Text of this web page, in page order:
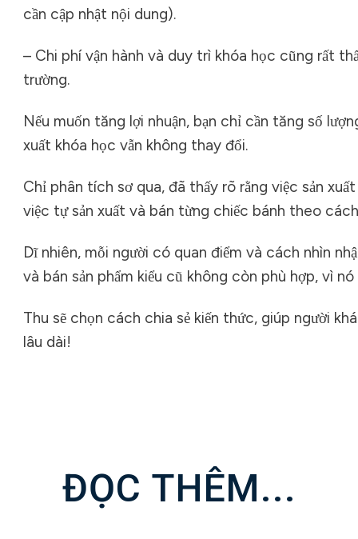
cần cập nhật nội dung).
– Chi phí vận hành và duy trì khóa học cũng rất
trường.
Nếu muốn tăng lợi nhuận, bạn chỉ cần tăng số
xuất khóa học vẫn không thay đổi.
Chỉ phân tích sơ qua, đã thấy rõ rằng việc sản
việc tự sản xuất và bán từng chiếc bánh theo
Dĩ nhiên, mỗi người có quan điểm và cách nhìn
và bán sản phẩm kiểu cũ không còn phù hợp, vì
Thu sẽ chọn cách chia sẻ kiến thức, giúp người
lâu dài!
ĐỌC THÊM...